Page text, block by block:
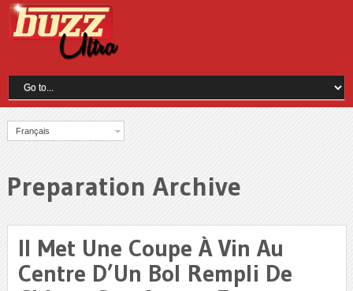
Français
Preparation Archive
Il Met Une Coupe À Vin Au
Centre D’Un Bol Rempli De